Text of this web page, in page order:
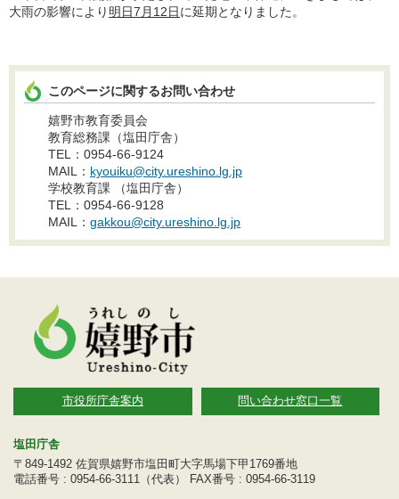
大雨の影響により 明日7月12日に延期となりました。
このページに関するお問い合わせ
嬉野市教育委員会
教育総務課（塩田庁舎）
TEL：0954-66-9124
MAIL： kyouiku@city.ureshino.lg.jp
学校教育課 （塩田庁舎）
TEL：0954-66-9128
MAIL： gakkou@city.ureshino.lg.jp
市役所庁舎案内 問い合わせ窓口一覧
塩田庁舎
〒849-1492 佐賀県嬉野市塩田町大字馬場下甲1769番地
電話番号 : 0954-66-3111（代表） FAX番号 : 0954-66-3119